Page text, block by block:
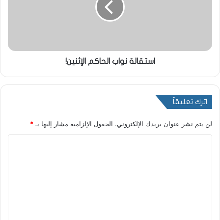
استقالة نواب الحاكم الإثنين!
اترك تعليقاً
لن يتم نشر عنوان بريدك الإلكتروني. الحقول الإلزامية مشار إليها بـ*